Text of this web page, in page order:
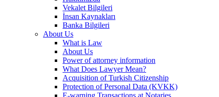
Vekalet Bilgileri
İnsan Kaynakları
Banka Bilgileri
About Us
What is Law
About Us
Power of attorney information
What Does Lawyer Mean?
Acquisition of Turkish Citizenship
Protection of Personal Data (KVKK)
E-warning Transactions at Notaries